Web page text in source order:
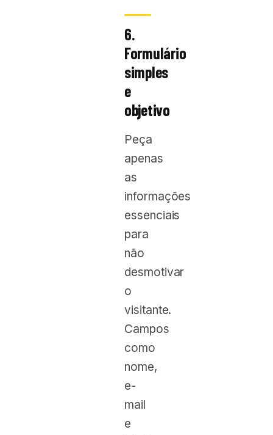
6.
Formulário
simples
e
objetivo
Peça
apenas
as
informações
essenciais
para
não
desmotivar
o
visitante.
Campos
como
nome,
e-
mail
e